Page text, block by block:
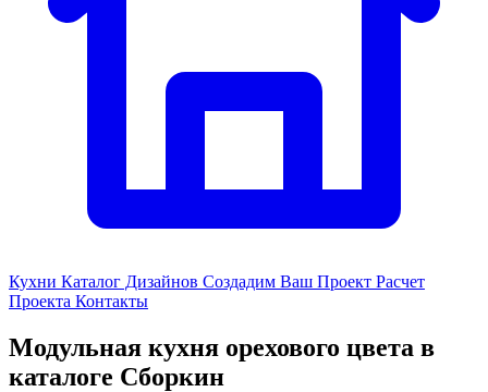
Кухни Каталог Дизайнов Создадим Ваш Проект Расчет
Проекта Контакты
Модульная кухня орехового цвета в
каталоге Сборкин